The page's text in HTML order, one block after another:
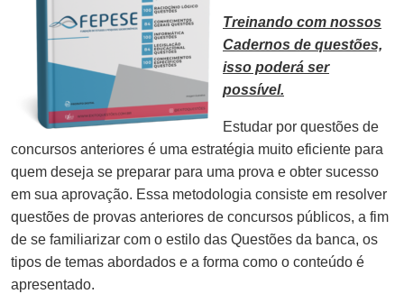
Treinando com nossos
Cadernos de questões,
isso poderá ser
possível.
Estudar por questões de
concursos anteriores é uma estratégia muito eficiente para
quem deseja se preparar para uma prova e obter sucesso
em sua aprovação. Essa metodologia consiste em resolver
questões de provas anteriores de concursos públicos, a fim
de se familiarizar com o estilo das Questões da banca, os
tipos de temas abordados e a forma como o conteúdo é
apresentado.